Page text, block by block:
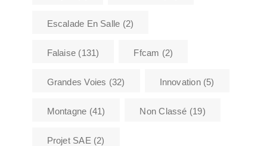
Escalade En Salle (2)
Falaise (131) Ffcam (2)
Grandes Voies (32) Innovation(5)
Montagne (41) Non Classé (19)
Projet SAE (2)